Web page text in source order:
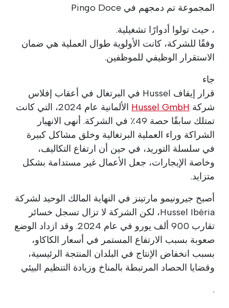
المجموعة تم دمجهم في Pingo Doce
، حيث تولوا أدوارًا تشغيلية.
وفقًا للشركة، كانت الأولوية طوال العملية هي ضمان
الاستقرار الوظيفي للموظفين.
جاء
قرار إيقاف Hussel في البرتغال في أعقاب إفلاس
شركة Hussel GmbH
الألمانية عام 2024، التي كانت
تمتلك سابقًا حصة 49٪ في الشركة. أنهى الانهيار
الشراكة وراء العملية البرتغالية وخلق مشاكل كبيرة
في سلسلة التوريد، في حين أن ارتفاع التكاليف،
وخاصة الإيجارات، جعل الأعمال غير مستدامة بشكل
متزايد.
أصبح جيرونيمو مارتينز في النهاية المالك الوحيد لشركة
Hussel Ibéria، لكن الشركة لا تزال تسجل خسائر
تقارب 900 ألف يورو في عام 2024. وقد ازداد الوضع
صعوبة بسبب الارتفاع المستمر في أسعار الكاكاو،
بسبب انخفاض الإنتاج في البلدان المنتجة الرئيسية،
وقضايا الحصاد المرتبطة بالمناخ وزيادة التنظيم البيئي
.